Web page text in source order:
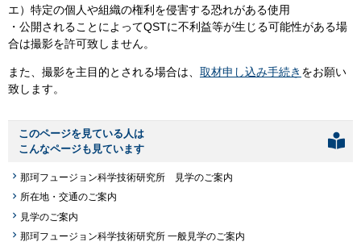
エ）特定の個人や組織の権利を侵害する恐れがある使用
・公開されることによってQSTに不利益等が生じる可能性がある場
合は撮影を許可致しません。
また、撮影を主目的とされる場合は、 取材申し込み手続き をお願い
致します。
このページを見ている人は
こんなページも見ています
那珂フュージョン科学技術研究所 見学のご案内
所在地・交通のご案内
見学のご案内
那珂フュージョン科学技術研究所 一般見学のご案内